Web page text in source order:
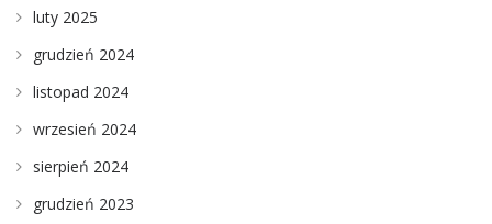
luty 2025
grudzień 2024
listopad 2024
wrzesień 2024
sierpień 2024
grudzień 2023